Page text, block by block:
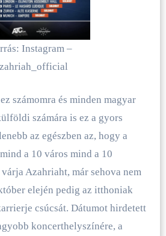
Instagram –
számomra és minden magyar
számára is ez a gyors
az egészben az, hogy a
a 10 város mind a 10
Azahriaht, már sehova nem
elején pedig az itthoniak
csúcsát. Dátumot hirdetett
koncerthelyszínére, a